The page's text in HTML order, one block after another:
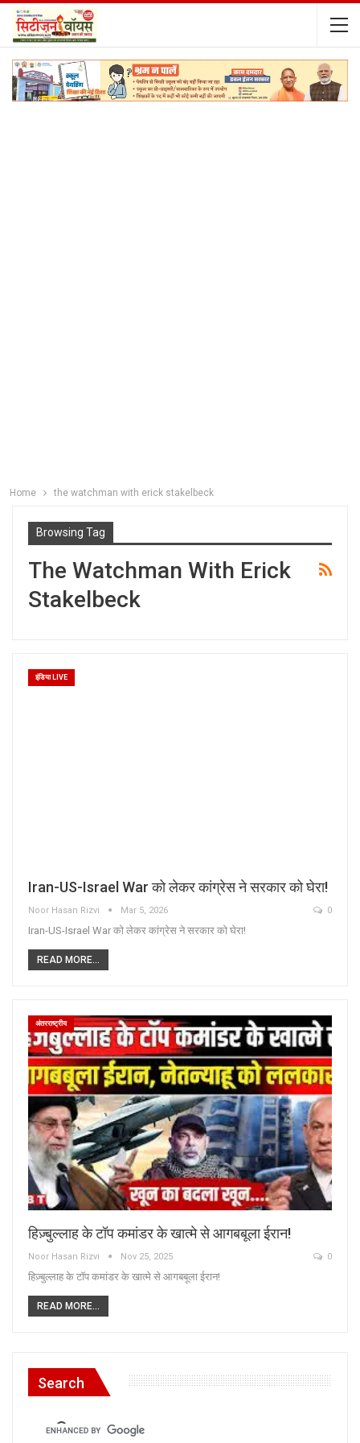
Home the watchman with erick stakelbeck
Browsing Tag
The Watchman With Erick
Stakelbeck
इंडिया LIVE
Iran-US-Israel War को लेकर कांग्रेस ने सरकार को घेरा!
Noor Hasan Rizvi Mar 5, 2026 0
Iran-US-Israel War को लेकर कांग्रेस ने सरकार को घेरा!
READ MORE...
अंतरराष्ट्रीय
हिज़्बुल्लाह के टॉप कमांडर के खात्मे से आगबबूला ईरान!
Noor Hasan Rizvi Nov 25, 2025 0
हिज़्बुल्लाह के टॉप कमांडर के खात्मे से आगबबूला ईरान!
READ MORE...
Search